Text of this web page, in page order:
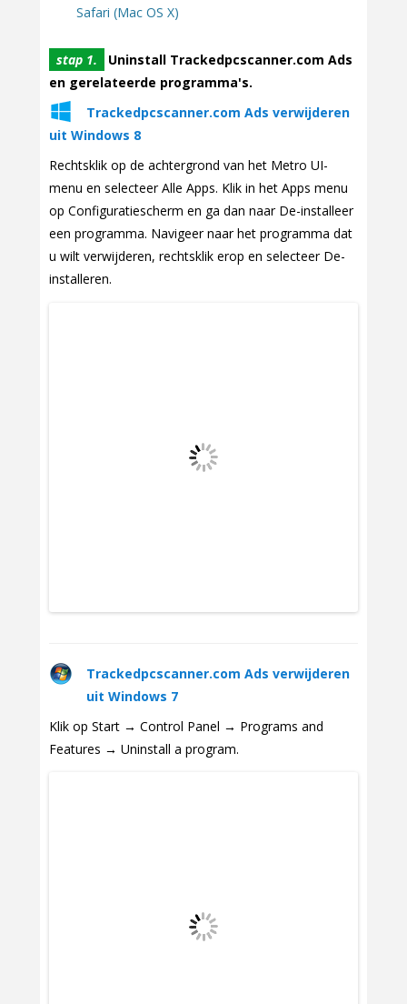
Safari (Mac OS X)
stap 1.
Uninstall Trackedpcscanner.com Ads
en gerelateerde programma's.
Trackedpcscanner.com Ads verwijderen
uit Windows 8
Rechtsklik op de achtergrond van het Metro UI-
menu en selecteer Alle Apps. Klik in het Apps menu
op Configuratiescherm en ga dan naar De-installeer
een programma. Navigeer naar het programma dat
u wilt verwijderen, rechtsklik erop en selecteer De-
installeren.
Trackedpcscanner.com Ads verwijderen
uit Windows 7
Klik op Start → Control Panel → Programs and
Features → Uninstall a program.